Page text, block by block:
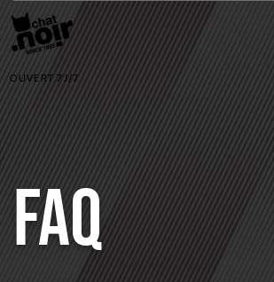
OUVERT 7J/7
FAQ